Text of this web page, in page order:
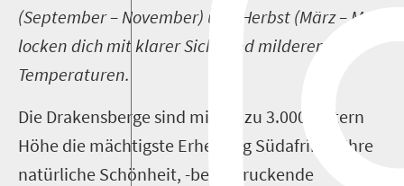
(September – November) und Herbst (März – Mai)
locken dich mit klarer Sicht und milderen
Temperaturen.
Die Drakensberge sind mit bis zu 3.000 Metern
Höhe die mächtigste Erhebung Südafrikas. Ihre
natürliche Schönheit, -beeindruckende